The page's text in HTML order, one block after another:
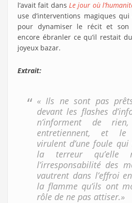
l’avait fait dans Le jour où
use d’interventions magiques
pour dynamiser le récit et son
encore ébranler ce qu’il restait
joyeux bazar.
Extrait:
« Ils ne sont pas
devant les flashes
n’informent de
entretiennent, et le
virulent d’une foule qui
la terreur qu’elle
l’irresponsabilité des
vautrent dans l’effroi
la flamme qu’ils ont
rôle de ne pas attiser.»